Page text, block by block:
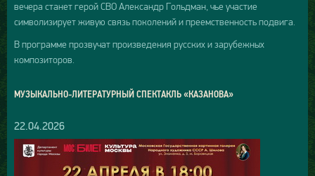
вечера станет герой СВО Александр Гольдман, чье участие
символизирует живую связь поколений и преемственность подвига.
В программе прозвучат произведения русских и зарубежных
композиторов.
МУЗЫКАЛЬНО-ЛИТЕРАТУРНЫЙ СПЕКТАКЛЬ «КАЗАНОВА»
22.04.2026